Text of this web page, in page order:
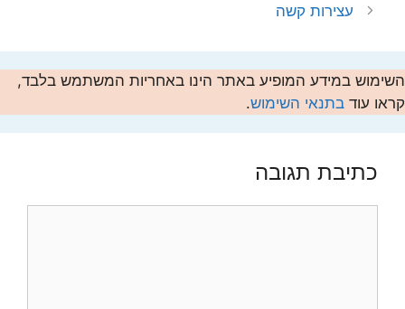
עצירות קשה
השימוש במידע המופיע באתר הינו באחריות המשתמש בלבד,
קראו עוד בתנאי השימוש.
כתיבת תגובה